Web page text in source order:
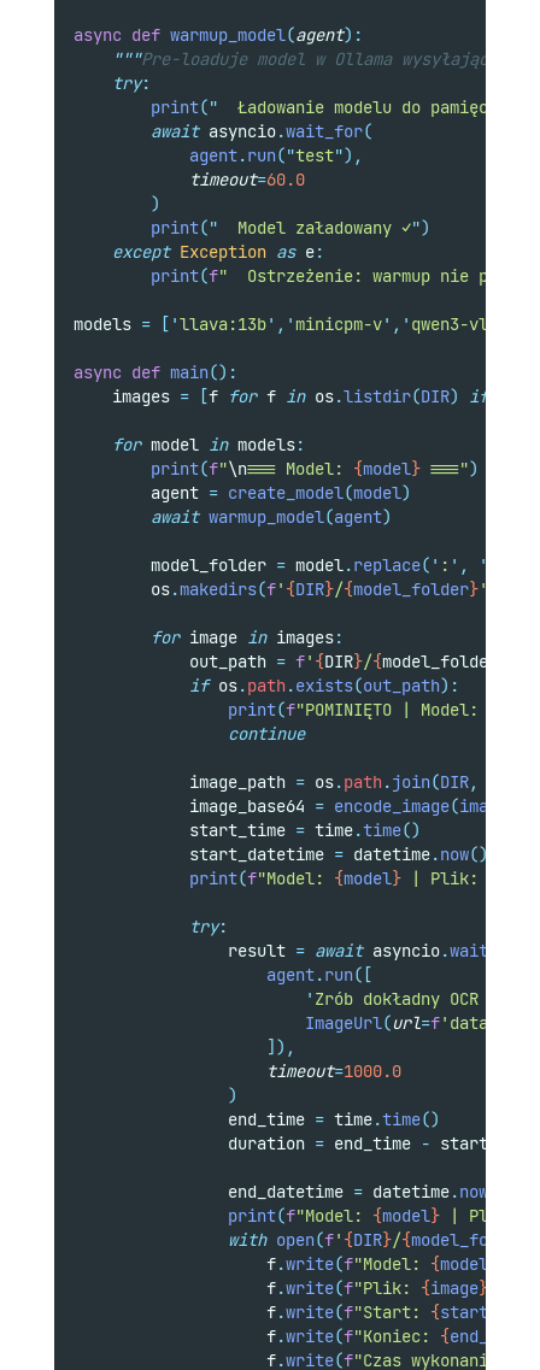
async def warmup_model(agent):
"""Pre-loaduje model w Ollama wysyłając
try:
print("
  Ładowanie modelu do pamięci...
await asyncio.wait_for(
            agent
.run("test"),
timeout=60.0
)
print("
  Model załadowany ✓
")
except Exception as e:
print(f"  Ostrzeżenie: warmup nie
models = [ 'llava:13b' , 'minicpm-v' , ' qwen3-vl:8b
async def main():
    images
= [f for f in os.listdir(DIR) if
for model in models:
print(f"\n=== Model: {model} ===")
        agent
= create_model(model)
await warmup_model(agent)
        model_folder
= model.replace( ' : ' , '
        os
.makedirs(f' {DIR}/{model_folder}'
for image in images:
            out_path
= f' {DIR}/{model_folder
if os.path.exists(out_path):
print(f"POMINIĘTO | Model:
continue
            image_path
= os.path.join(DIR,
            image_base64
= encode_image(
            start_time
= time.time()
            start_datetime
= datetime.now()
print(f"Model: {model} | Plik:
try:
                result
= await asyncio.wait_for
                    agent
.run([
' Zrób dokładny OCR i
                        ImageUrl
(url=f
]),
timeout=1000.0
)
                end_time
= time.time()
                duration
= end_time - start_time
                end_datetime
= datetime.now
print(f"Model: {model} | Plik:
with open(f' {DIR}/{model_folder
                    f
.write(f"Model: {model
                    f
.write(f"Plik: {image}
                    f
.write(f"Start: {
                    f
.write(f"Koniec: {
                    f
.write(f"Czas wykonania: